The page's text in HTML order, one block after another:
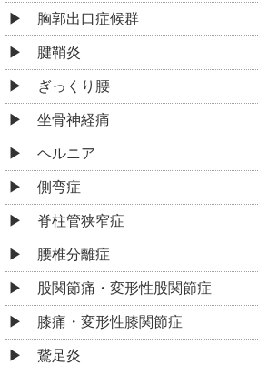
胸郭出口症候群
腱鞘炎
ぎっくり腰
坐骨神経痛
ヘルニア
側弯症
脊柱管狭窄症
腰椎分離症
股関節痛・変形性股関節症
膝痛・変形性膝関節症
鵞足炎